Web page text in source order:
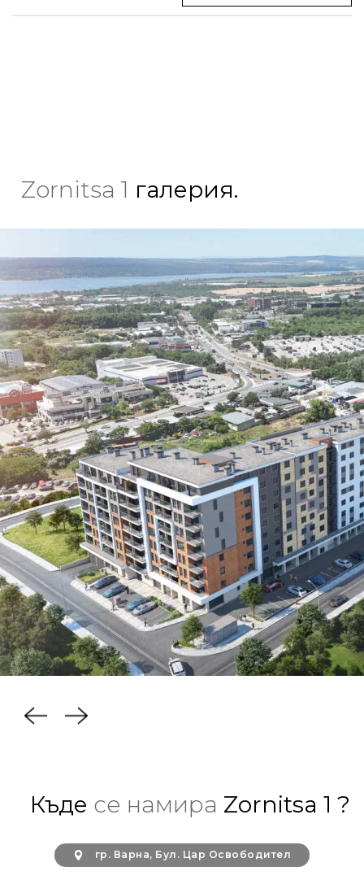
Zornitsa 1 галерия.
Къде се намира Zornitsa 1 ?
гр. Варна, Бул. Цар Освободител